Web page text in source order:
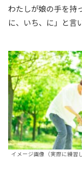
わたしが娘の手を持
に、いち、に」と言
イメージ画像（実際に練習